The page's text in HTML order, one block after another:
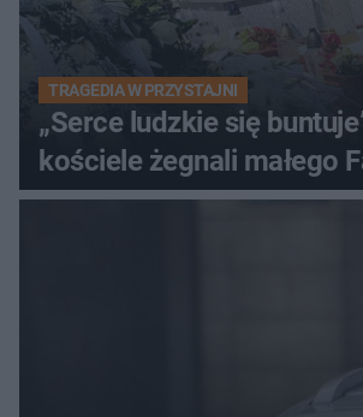
TRAGEDIA W PRZYSTAJNI
„Serce ludzkie się
kościele żegnali małego